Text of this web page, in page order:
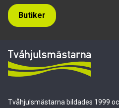
Tvåhjulsmästarna bildades 1999
Butiker